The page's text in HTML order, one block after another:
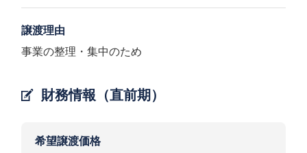
譲渡理由
事業の整理・集中のため
財務情報（直前期）
希望譲渡価格